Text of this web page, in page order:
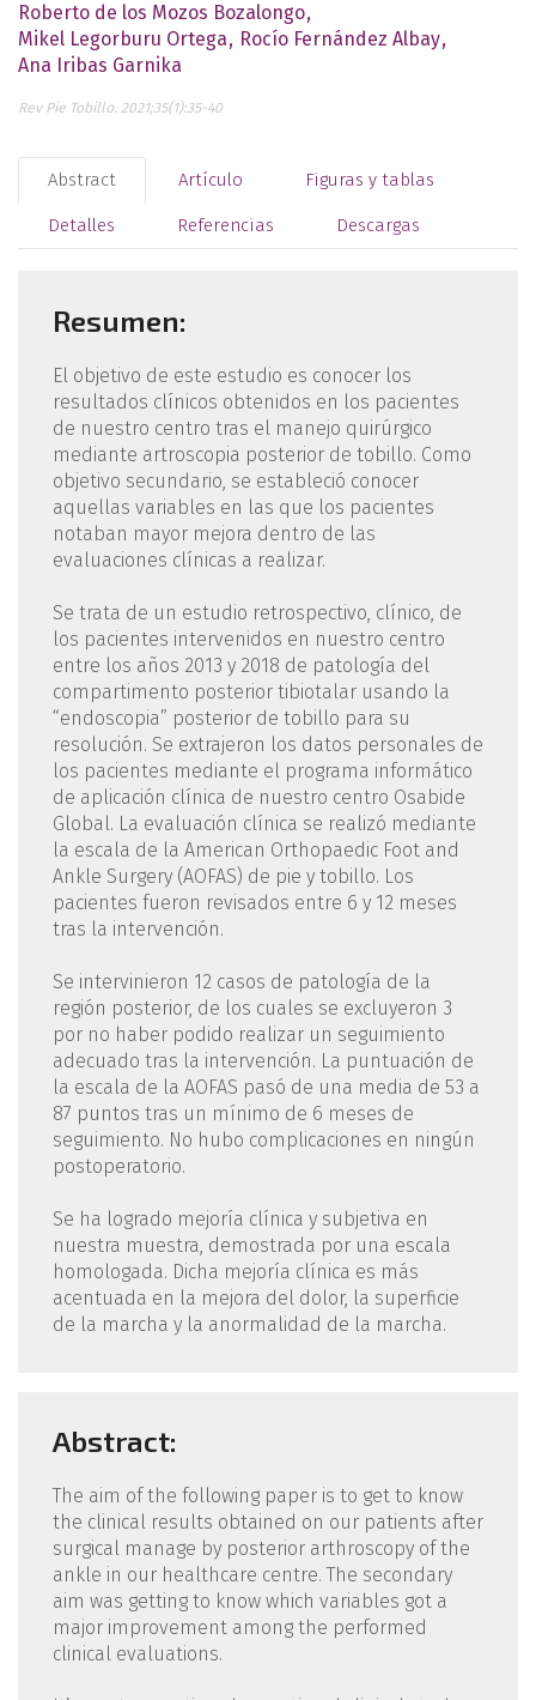
Roberto de los Mozos Bozalongo
Mikel Legorburu Ortega
Rocío Fernández Albay
Ana Iribas Garnika
Rev Pie Tobillo. 2021;35(1):35-40
Abstract Artículo Figuras y tablas
Detalles Referencias Descargas
Resumen:
El objetivo de este estudio es conocer los
resultados clínicos obtenidos en los pacientes
de nuestro centro tras el manejo quirúrgico
mediante artroscopia posterior de tobillo. Como
objetivo secundario, se estableció conocer
aquellas variables en las que los pacientes
notaban mayor mejora dentro de las
evaluaciones clínicas a realizar.
Se trata de un estudio retrospectivo, clínico, de
los pacientes intervenidos en nuestro centro
entre los años 2013 y 2018 de patología del
compartimento posterior tibiotalar usando la
“endoscopia” posterior de tobillo para su
resolución. Se extrajeron los datos personales de
los pacientes mediante el programa informático
de aplicación clínica de nuestro centro Osabide
Global. La evaluación clínica se realizó mediante
la escala de la American Orthopaedic Foot and
Ankle Surgery (AOFAS) de pie y tobillo. Los
pacientes fueron revisados entre 6 y 12 meses
tras la intervención.
Se intervinieron 12 casos de patología de la
región posterior, de los cuales se excluyeron 3
por no haber podido realizar un seguimiento
adecuado tras la intervención. La puntuación de
la escala de la AOFAS pasó de una media de 53 a
87 puntos tras un mínimo de 6 meses de
seguimiento. No hubo complicaciones en ningún
postoperatorio.
Se ha logrado mejoría clínica y subjetiva en
nuestra muestra, demostrada por una escala
homologada. Dicha mejoría clínica es más
acentuada en la mejora del dolor, la superficie
de la marcha y la anormalidad de la marcha.
Abstract:
The aim of the following paper is to get to know
the clinical results obtained on our patients after
surgical manage by posterior arthroscopy of the
ankle in our healthcare centre. The secondary
aim was getting to know which variables got a
major improvement among the performed
clinical evaluations.